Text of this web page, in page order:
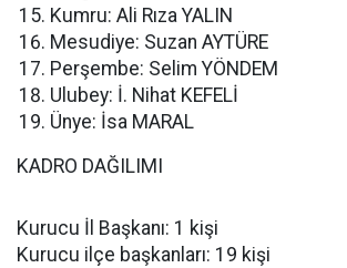
Kumru: Ali Rıza YALIN
Mesudiye: Suzan AYTÜRE
Perşembe: Selim YÖNDEM
Ulubey: İ. Nihat KEFELİ
Ünye: İsa MARAL
KADRO DAĞILIMI
Kurucu İl Başkanı: 1 kişi
Kurucu ilçe başkanları: 19 kişi